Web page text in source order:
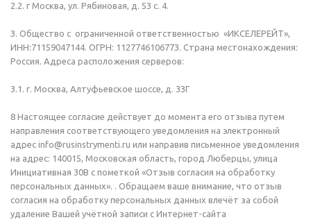
2.2. г Москва, ул. Рябиновая, д. 5З с. 4.
З. Общество с ограниченной ответственностью «ИКСЕЛЕРЕЙТ»,
ИНН:71159047144. OГРН: 112774610677З. Страна местонахождения:
Россия. Адреса расположения серверов:
3.1. г. Москва, Aлтуфьевское шоссе, д. 3ЗГ
8 Настоящее согласие действует до момента его отзыва путем
направления соответствующего уведомления на электронный
адрес info@rusinstrymenti.ru или направив письменное уведомления
на адрес: 140015, Московская область, город Люберцы, улица
Инициативная 30В с пометкой «Отзыв согласия на обработку
персональных данных». . Обращаем ваше внимание, что отзыв
согласия на обработку персональных данных влечёт за собой
удаление Вашей учётной записи с Интернет-сайта